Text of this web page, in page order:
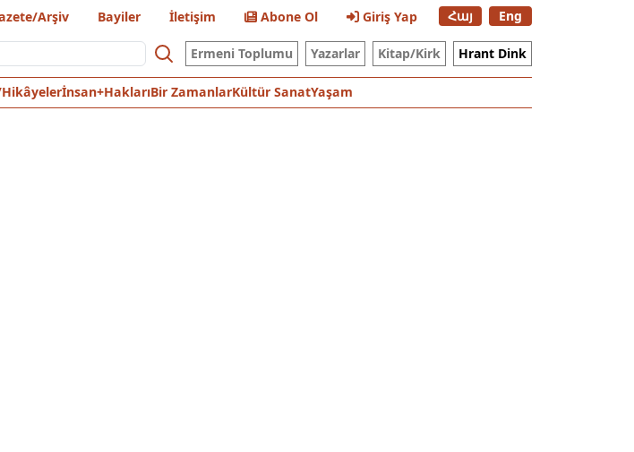
Arşiv Bayiler İletişim Abone Ol Giriş Yap Հայ Eng
Ermeni Toplumu Yazarlar Kitap/Kirk Hrant Dink
İnsan+HaklarıBir ZamanlarKültür SanatYaşam